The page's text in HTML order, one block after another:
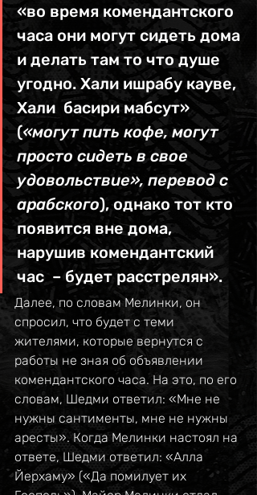
«во время комендантского
часа они могут сидеть дома
и делать там то что душе
угодно. Хали ишрабу кауве,
Хали  басири мабсут»
(«могут пить кофе, могут
просто сидеть в свое
удовольствие», перевод с
арабского), однако тот кто
появится вне дома,
нарушив комендантский
час  – будет расстрелян».
Далее, по словам Мелинки, он
спросил, что будет с теми
жителями, которые вернутся с
работы не зная об объявлении
комендантского часа. На это, по его
словам, Шедми ответил: «Мне не
нужны сантименты, мне не нужны
аресты». Когда Мелинки настоял на
ответе, Шедми ответил: «Алла
Йерхаму» («Да помилует их